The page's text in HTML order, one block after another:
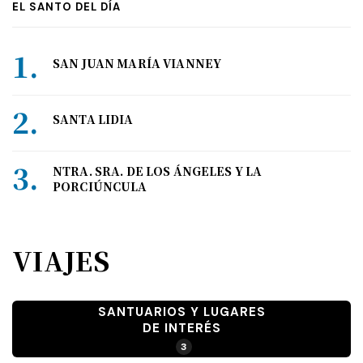
EL SANTO DEL DÍA
SAN JUAN MARÍA VIANNEY
SANTA LIDIA
NTRA. SRA. DE LOS ÁNGELES Y LA
PORCIÚNCULA
VIAJES
SANTUARIOS Y LUGARES
DE INTERÉS
3